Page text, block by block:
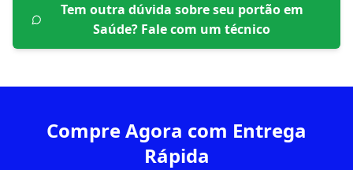
Tem outra dúvida sobre seu portão em
Saúde? Fale com um técnico
Compre Agora com Entrega
Rápida